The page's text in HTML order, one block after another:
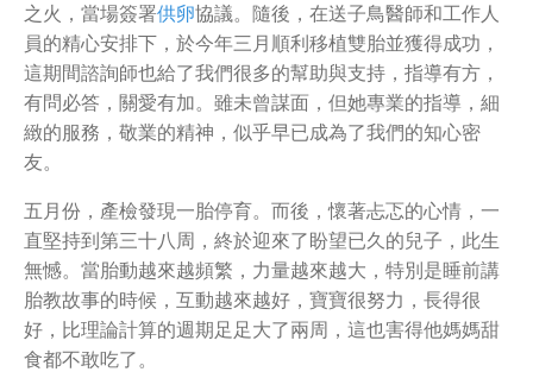
之火，當場簽署供卵協議。隨後，在送子鳥醫師和工作人
員的精心安排下，於今年三月順利移植雙胎並獲得成功，
這期間諮詢師也給了我們很多的幫助與支持，指導有方，
有問必答，關愛有加。雖未曾謀面，但她專業的指導，細
緻的服務，敬業的精神，似乎早已成為了我們的知心密
友。
五月份，產檢發現一胎停育。而後，懷著忐忑的心情，一
直堅持到第三十八周，終於迎來了盼望已久的兒子，此生
無憾。當胎動越來越頻繁，力量越來越大，特別是睡前講
胎教故事的時候，互動越來越好，寶寶很努力，長得很
好，比理論計算的週期足足大了兩周，這也害得他媽媽甜
食都不敢吃了。